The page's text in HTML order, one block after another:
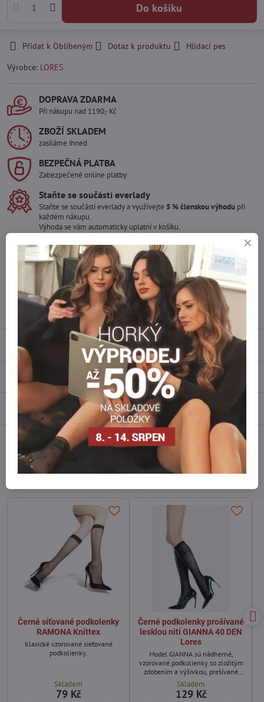
Do košíku
Přidat k Oblíbeným Dotaz k produktu
Hlídací pes
Výrobce: LORES
DOPRAVA ZDARMA
Při nákupu nad 1190,- Kč
ZBOŽÍ SKLADEM
zasíláme ihned
BEZPEČNÁ PLATBA
Zabezpečené online platby
Staňte se součástí everlady
Staňte se součástí everlady a využívejte 5 % členskou výhodu při
každém nákupu.
Výhoda se vám automaticky uplatní v košíku.
Máte zájem o více kusů ?
Kontaktujte nás na mail, zboží pro Vás doskladníme!
info​@everlady​.eu
Popis
Recenze
Diskuse 0
FacebookTwitter WhatsApp
Alternativní produkty
Černé síťované podkolenky
RAMONA Knittex
Klasické vzorované sieťované
podkolienky.
Skladem
79 Kč
Černé podkolenky prošívané
lesklou nití GIANNA 40 DEN
Lores
Model GIANNA sú nádherné,
vzorované podkolienky so zložitým
zdobením a výšivkou, prešívané
lesklou niťou.
Skladem
129 Kč